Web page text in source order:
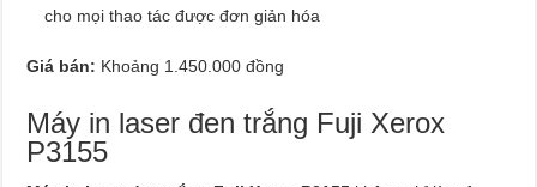
cho mọi thao tác được đơn giản hóa
Giá bán: Khoảng 1.450.000 đồng
Máy in laser đen trắng Fuji Xerox
P3155